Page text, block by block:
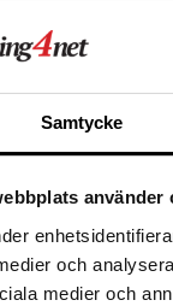
Samtycke
använder
och
medier och
Ale on
Mat on matto,